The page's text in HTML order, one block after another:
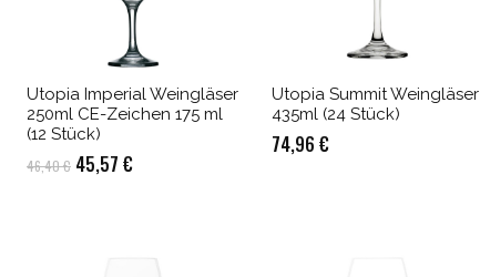
Utopia Imperial Weingläser
250ml CE-Zeichen 175 ml
(12 Stück)
46,40€ Ursprünglicher
45,57 €Aktueller
45,57 €.
Utopia Summit Weingläser
435ml (24 Stück)
74,96 €